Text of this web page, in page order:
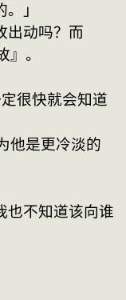
」
出动吗？而
』。
很快就会知道
他是更冷淡的
也不知道该向谁